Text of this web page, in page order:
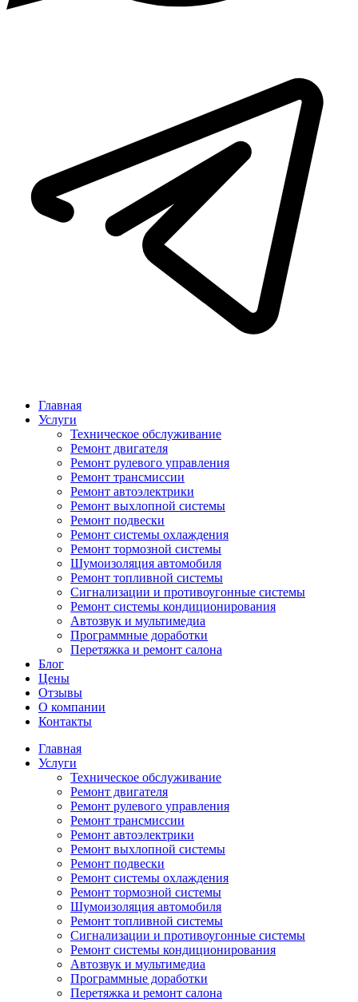
Главная
Услуги
Техническое обслуживание
Ремонт двигателя
Ремонт рулевого управления
Ремонт трансмиссии
Ремонт автоэлектрики
Ремонт выхлопной системы
Ремонт подвески
Ремонт системы охлаждения
Ремонт тормозной системы
Шумоизоляция автомобиля
Ремонт топливной системы
Сигнализации и противоугонные системы
Ремонт системы кондиционирования
Автозвук и мультимедиа
Программные доработки
Перетяжка и ремонт салона
Блог
Цены
Отзывы
О компании
Контакты
Главная
Услуги
Техническое обслуживание
Ремонт двигателя
Ремонт рулевого управления
Ремонт трансмиссии
Ремонт автоэлектрики
Ремонт выхлопной системы
Ремонт подвески
Ремонт системы охлаждения
Ремонт тормозной системы
Шумоизоляция автомобиля
Ремонт топливной системы
Сигнализации и противоугонные системы
Ремонт системы кондиционирования
Автозвук и мультимедиа
Программные доработки
Перетяжка и ремонт салона